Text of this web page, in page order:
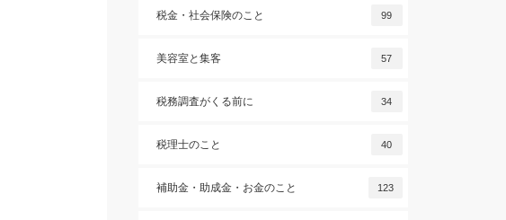
税金・社会保険のこと 99
美容室と集客 57
税務調査がくる前に 34
税理士のこと 40
補助金・助成金・お金のこと 123